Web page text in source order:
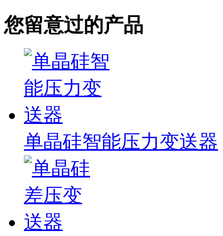
您留意过的产品
单晶硅智能压力变送器